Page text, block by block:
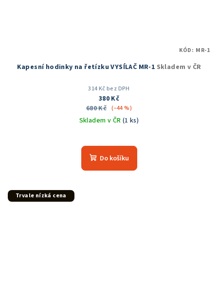
Kapesní hodinky na řetízku VYSÍLAČ MR-1 Skladem v ČR
314 Kč bez DPH
380 Kč
680 Kč (–44 %)
Skladem v ČR (1 ks)
Do košíku
KÓD: MR-1
Trvale nízká cena